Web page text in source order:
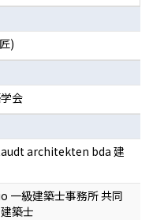
)
会
architekten bda 建
一級建築士事務所 共同
築士